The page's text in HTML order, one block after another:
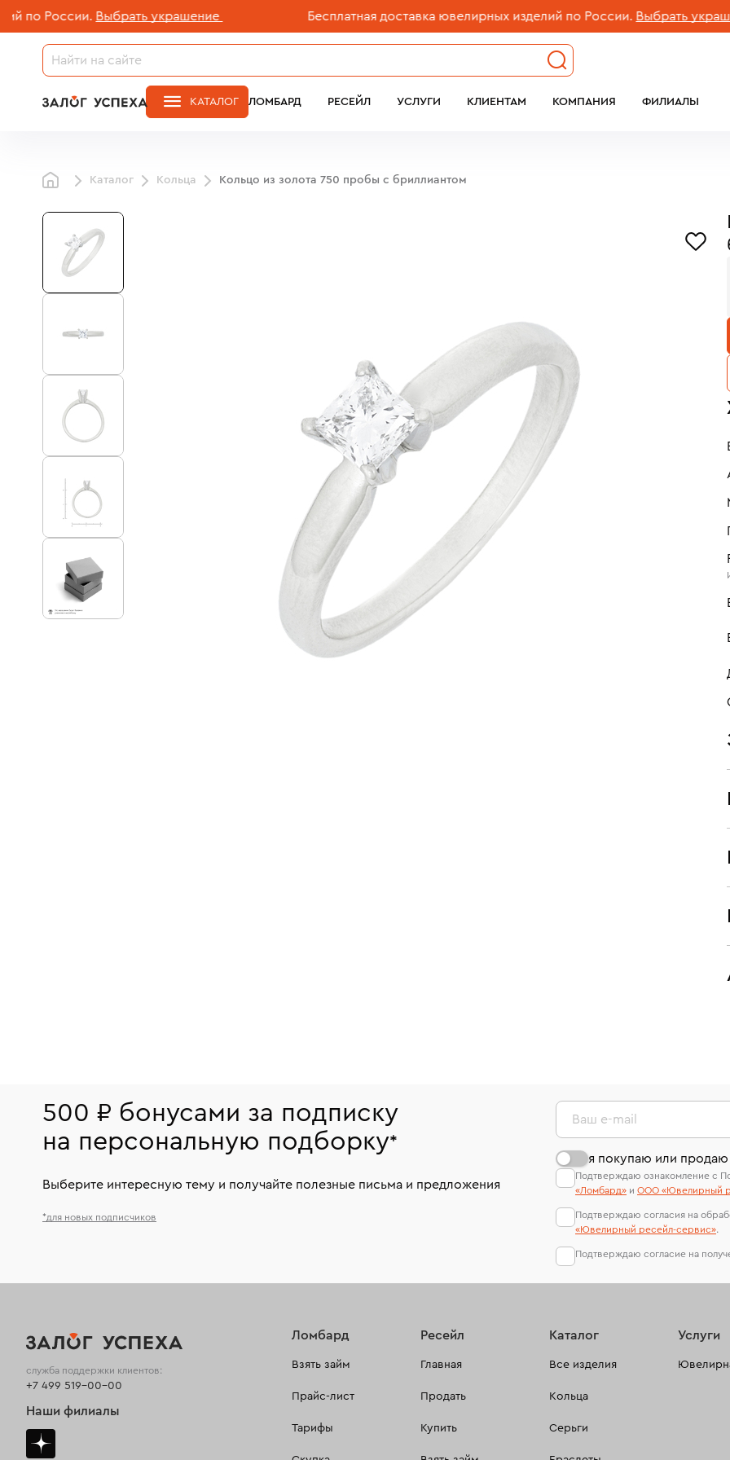
России. Выбрать украшение Бесплатная доставка ювелирных изделий по России. Выбрать украшение
ЛОМБАРД РЕСЕЙЛ УСЛУГИ КЛИЕНТАМ КОМПАНИЯ ФИЛИАЛЫ
КАТАЛОГ
Каталог Кольца Кольцо из золота 750 пробы с бриллиантом
500 ₽ бонусами за подписку
на персональную подборку*
Выберите интересную тему и получайте полезные письма и предложения
*для новых подписчиков
Ваш e-mail
я покупаю или
Подтверждаю ознакомление с
«Ломбард» и ООО «Ювелирный
Подтверждаю согласия на
«Ювелирный ресейл-сервиc».
Подтверждаю согласие на
Ломбард
Взять займ
Прайс-лист
Тарифы
Ресейл
Главная
Продать
Купить
Каталог
Все изделия
Кольца
Серьги
Услуги
служба поддержки клиентов:
+7 499 519-00-00
Наши филиалы